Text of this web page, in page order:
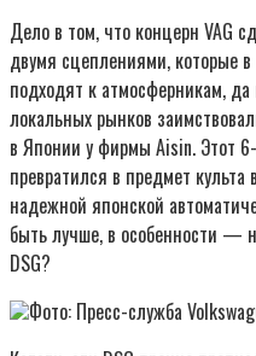
Дело в том, что концерн VAG
двумя сцеплениями, которые
подходят к атмосферникам,
локальных рынков
в Японии у фирмы Aisin. Этот
превратился в предмет
надежной японской
быть лучше, в особенности —
DSG?
Фото: Пресс-служба